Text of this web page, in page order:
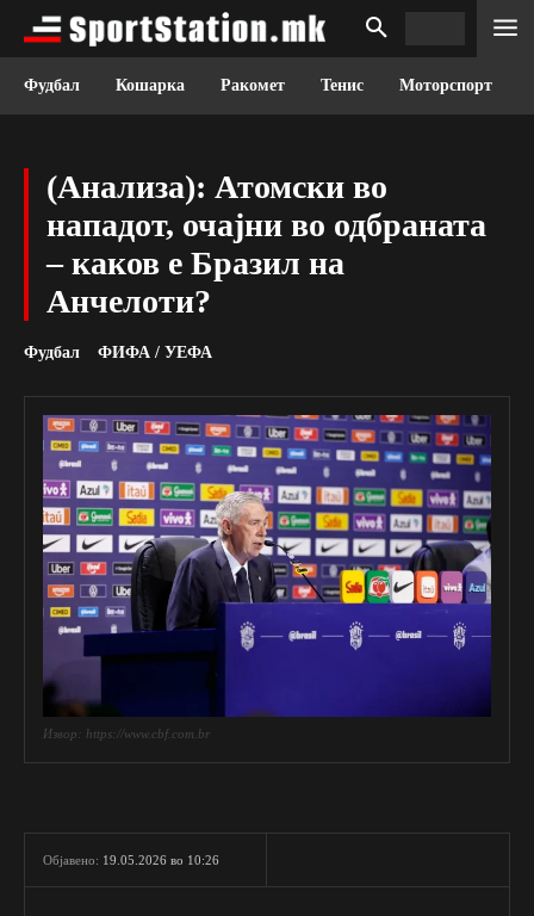
Фудбал Кошарка Ракомет Тенис Моторспорт
(Анализа): Атомски во
нападот, очајни во одбраната
– каков е Бразил на
Анчелоти?
Фудбал ФИФА / УЕФА
Извор: https://www.cbf.com.br
Објавено: 19.05.2026 во 10:26